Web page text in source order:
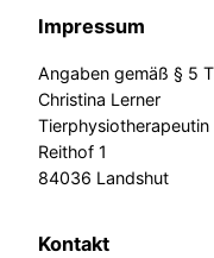
Impressum
Angaben gemäß § 5
Christina Lerner
Reithof 1
84036 Landshut
Kontakt